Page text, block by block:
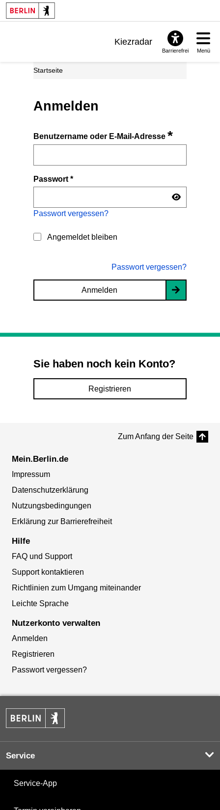
Kiezradar
Barrierefrei Menü
Startseite
Anmelden
Benutzername oder E-Mail-Adresse*
Passwort*
Passwort vergessen?
Angemeldet bleiben
Passwort vergessen?
Anmelden
Sie haben noch kein Konto?
Registrieren
Zum Anfang der Seite
Mein.Berlin.de
Impressum
Datenschutzerklärung
Nutzungsbedingungen
Erklärung zur Barrierefreiheit
Hilfe
FAQ und Support
Support kontaktieren
Richtlinien zum Umgang miteinander
Leichte Sprache
Nutzerkonto verwalten
Anmelden
Registrieren
Passwort vergessen?
Service
Service-App